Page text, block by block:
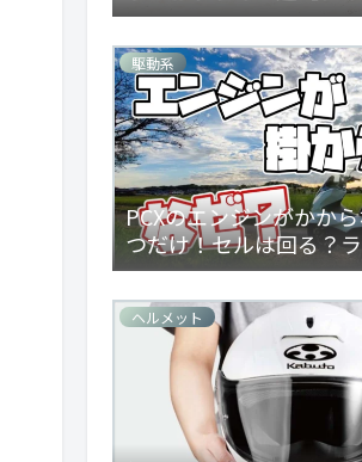
ネ？】
駆動系
PCXのエンジンがかか
つだけ！セルは回る？
ヘルメット